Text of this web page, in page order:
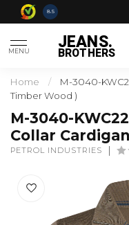
8.5
MENU JEANS.
BROTHERS
Home /
M-3040-
Timber Wood )
M-3040-
Collar
PETROL INDUSTRIES